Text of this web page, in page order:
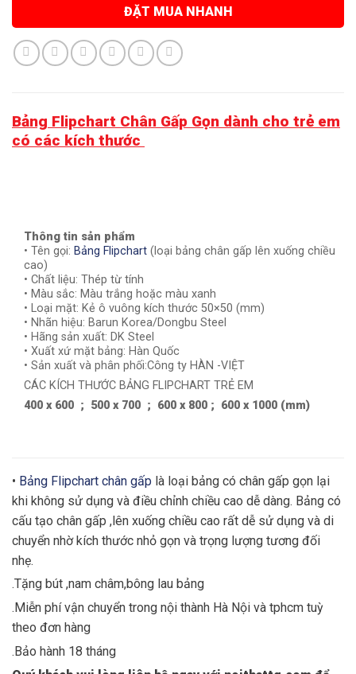
ĐẶT MUA NHANH
Bảng Flipchart Chân Gấp Gọn dành cho trẻ em
có các kích thước
Thông tin sản phẩm
• Tên gọi: Bảng Flipchart (loại bảng chân gấp lên xuống chiều
cao)
• Chất liệu: Thép từ tính
• Màu sắc: Màu trắng hoặc màu xanh
• Loại mặt: Kẻ ô vuông kích thước 50×50 (mm)
• Nhãn hiệu: Barun Korea/Dongbu Steel
• Hãng sản xuất: DK Steel
• Xuất xứ mặt bảng: Hàn Quốc
• Sản xuất và phân phối:Công ty HÀN -VIỆT
CÁC KÍCH THƯỚC BẢNG FLIPCHART TRẺ EM
400 x 600 ; 500 x 700 ; 600 x 800 ; 600 x 1000 (mm)
• Bảng Flipchart chân gấp là loại bảng có chân gấp gọn lại
khi không sử dụng và điều chỉnh chiều cao dễ dàng. Bảng có
cấu tạo chân gấp ,lên xuống chiều cao rất dễ sử dụng và di
chuyển nhờ kích thước nhỏ gọn và trọng lượng tương đối
nhẹ.
.Tặng bút ,nam châm,bông lau bảng
.Miễn phí vận chuyển trong nội thành Hà Nội và tphcm tuỳ
theo đơn hàng
.Bảo hành 18 tháng